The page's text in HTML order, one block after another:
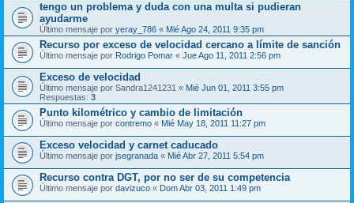
tengo un problema y duda con una multa si pudieran
ayudarme
Último mensaje por yeray_786 « Mié Ago 24, 2011 9:35 pm
Recurso por exceso de velocidad cercano a límite de sanción
Último mensaje por Rodrigo Pomar « Jue Ago 11, 2011 2:56 pm
Exceso de velocidad
Último mensaje por Sandra1241231 « Mié Jun 01, 2011 3:55 pm
Respuestas: 3
Punto kilométrico y cambio de limitación
Último mensaje por contremo « Mié May 18, 2011 11:27 pm
Exceso velocidad y carnet caducado
Último mensaje por jsegranada « Mié Abr 27, 2011 5:54 pm
Recurso contra DGT, por no ser de su competencia
Último mensaje por davizuco « Dom Abr 03, 2011 1:49 pm